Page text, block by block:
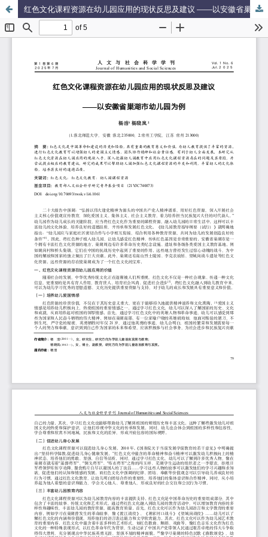
红色文化课程资源在幼儿园应用的现状反思及建议 ——以安徽省巢湖市幼儿园为例